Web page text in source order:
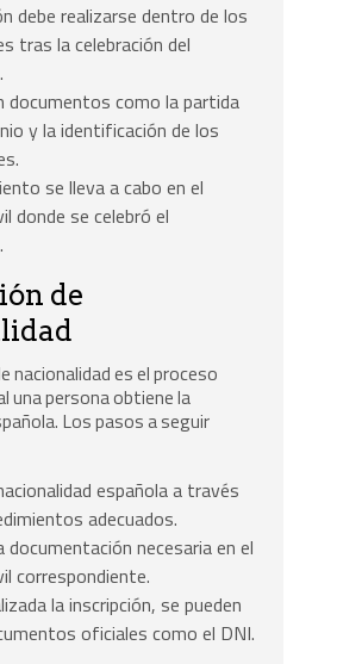
debe realizarse dentro de los
tras la celebración del
documentos como la partida
y la identificación de los
se lleva a cabo en el
donde se celebró el
de
nacionalidad es el proceso
una persona obtiene la
Los pasos a seguir
española a través
adecuados.
documentación necesaria en el
correspondiente.
la inscripción, se pueden
oficiales como el DNI.